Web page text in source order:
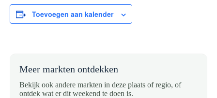
Toevoegen aan kalender
Meer markten ontdekken
Bekijk ook andere markten in deze plaats of regio, of
ontdek wat er dit weekend te doen is.